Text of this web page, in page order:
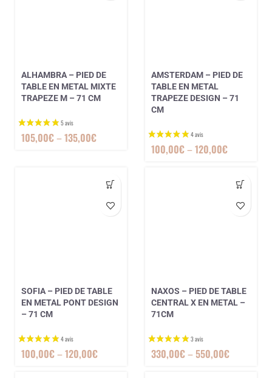
1 avis
ALHAMBRA – PIED DE
TABLE EN METAL MIXTE
TRAPEZE M – 71 CM
105,00€–135,00€
AMSTERDAM – PIED DE
TABLE EN METAL
TRAPEZE DESIGN – 71
CM
100,00€–120,00€
SOFIA – PIED DE TABLE
EN METAL PONT DESIGN
– 71 CM
100,00€–120,00€
NAXOS – PIED DE TABLE
CENTRAL X EN METAL –
71CM
330,00€– 550,00€